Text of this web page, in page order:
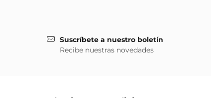
Suscríbete a nuestro boletín
Recibe nuestras novedades